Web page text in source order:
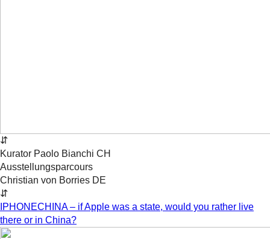
⇵
Kurator Paolo Bianchi CH
Ausstellungsparcours
Christian von Borries DE
⇵
IPHONECHINA – if Apple was a state, would you rather live
there or in China?